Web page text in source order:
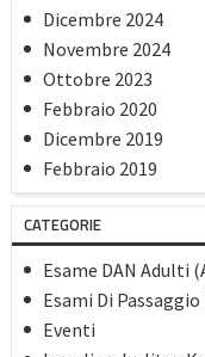
Dicembre 2024
Novembre 2024
Ottobre 2023
Febbraio 2020
Dicembre 2019
Febbraio 2019
Gennaio 2019
Dicembre 2018
Settembre 2018
Maggio 2018
Aprile 2018
Marzo 2018
CATEGORIE
Esame DAN Adulti
Esami Di
Eventi